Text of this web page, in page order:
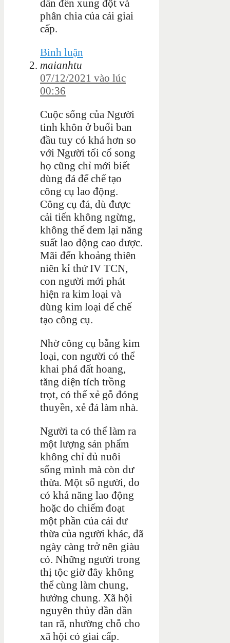
dẫn đến xung đột và
phân chia của cải giai
cấp.
Bình luận
maianhtu
07/12/2021 vào lúc
00:36
Cuộc sống của Người
tinh khôn ở buổi ban
đầu tuy có khá hơn so
với Người tối cổ song
họ cũng chỉ mới biết
dùng đá để chế tạo
công cụ lao động.
Công cụ đá, dù được
cải tiến không ngừng,
không thể đem lại năng
suất lao động cao được.
Mãi đến khoảng thiên
niên kỉ thứ IV TCN,
con người mới phát
hiện ra kim loại và
dùng kim loại để chế
tạo công cụ.
Nhờ công cụ bằng kim
loại, con người có thể
khai phá đất hoang,
tăng diện tích trồng
trọt, có thể xẻ gỗ đóng
thuyền, xẻ đá làm nhà.
Người ta có thể làm ra
một lượng sản phẩm
không chỉ đủ nuôi
sống mình mà còn dư
thừa. Một số người, do
có khả năng lao động
hoặc do chiếm đoạt
một phần của cải dư
thừa của người khác, đã
ngày càng trở nên giàu
có. Những người trong
thị tộc giờ đây không
thể cùng làm chung,
hưởng chung. Xã hội
nguyên thủy dần dần
tan rã, nhường chỗ cho
xã hội có giai cấp.